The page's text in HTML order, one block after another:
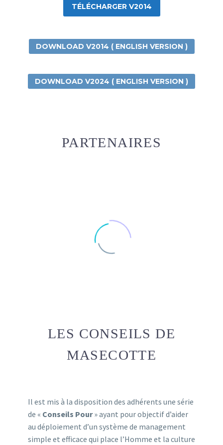
TÉLÉCHARGER V2014
DOWNLOAD V2014 ( ENGLISH VERSION )
DOWNLOAD V2024 ( ENGLISH VERSION )
PARTENAIRES
LES CONSEILS DE
MASECOTTE
Il est mis à la disposition des adhérents une série
de « Conseils Pour» ayant pour objectif d’aider
au déploiement d’un système de management
simple et efficace qui place l’Homme et la culture